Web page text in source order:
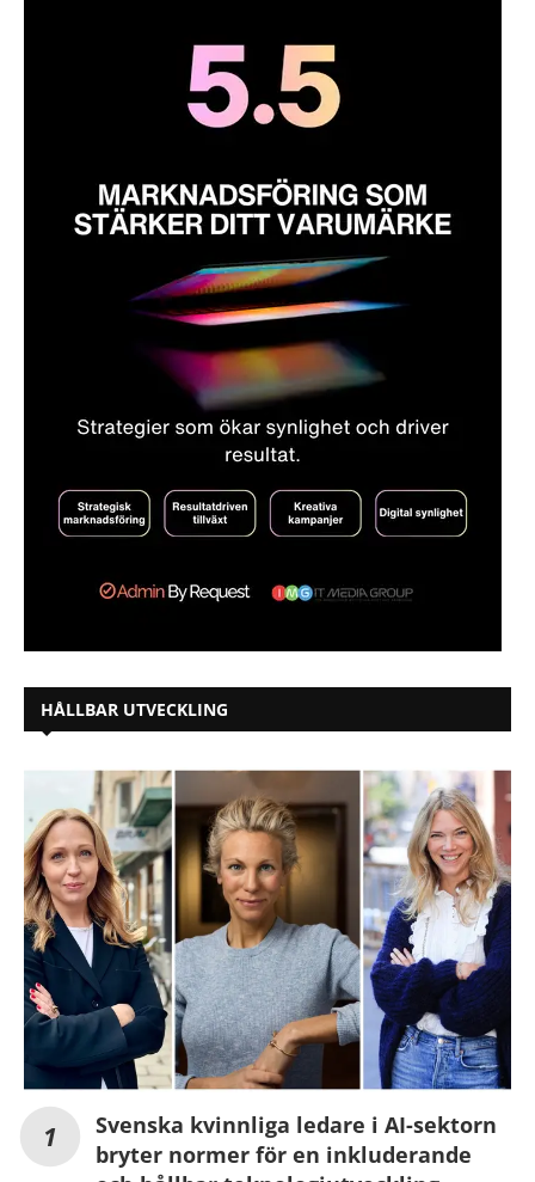
HÅLLBAR UTVECKLING
Svenska kvinnliga ledare i AI-sektorn
bryter normer för en inkluderande